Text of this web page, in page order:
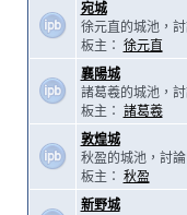
宛城
徐元直的城池，
板主： 徐元直
襄陽城
諸葛羲的城池，
板主： 諸葛羲
敦煌城
秋盈的城池，討
板主： 秋盈
新野城